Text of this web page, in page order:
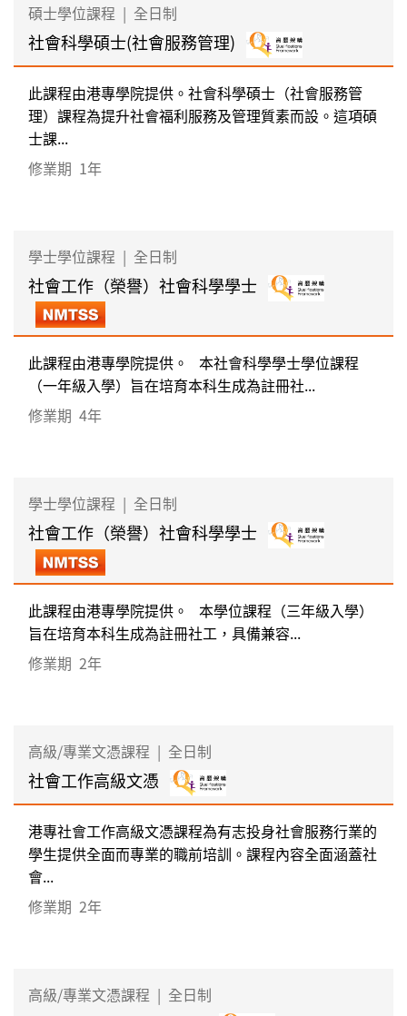
碩士學位課程 | 全日制
社會科學碩士(社會服務管理)
此課程由港專學院提供。社會科學碩士（社會服務管
理）課程為提升社會福利服務及管理質素而設。這項碩
士課...
修業期 1年
學士學位課程 | 全日制
社會工作（榮譽）社會科學學士
此課程由港專學院提供。 本社會科學學士學位課程
（一年級入學）旨在培育本科生成為註冊社...
修業期 4年
學士學位課程 | 全日制
社會工作（榮譽）社會科學學士
此課程由港專學院提供。 本學位課程（三年級入學）
旨在培育本科生成為註冊社工，具備兼容...
修業期 2年
高級/專業文憑課程 | 全日制
社會工作高級文憑
港專社會工作高級文憑課程為有志投身社會服務行業的
學生提供全面而專業的職前培訓。課程內容全面涵蓋社
會...
修業期 2年
高級/專業文憑課程 | 全日制